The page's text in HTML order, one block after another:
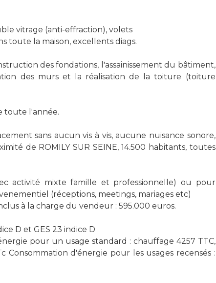
vitrage (anti-effraction), volets
toute la maison, excellents diags.
des fondations, l'assainissement du bâtiment,
des murs et la réalisation de la toiture (toiture
toute l'année.
sans aucun vis à vis, aucune nuisance sonore,
de ROMILY SUR SEINE, 14.500 habitants, toutes
activité mixte famille et professionnelle) ou pour
(réceptions, meetings, mariages etc)
à la charge du vendeur : 595.000 euros.
D et GES 23 indice D
pour un usage standard : chauffage 4257 TTC,
Consommation d'énergie pour les usages recensés :